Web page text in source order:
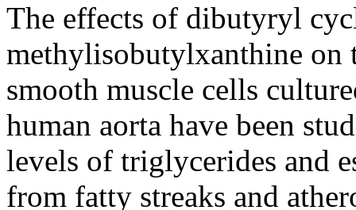
The effects of dibutyryl
methylisobutylxanthine on
smooth muscle cells
human aorta have been
levels of triglycerides and
from fatty streaks and